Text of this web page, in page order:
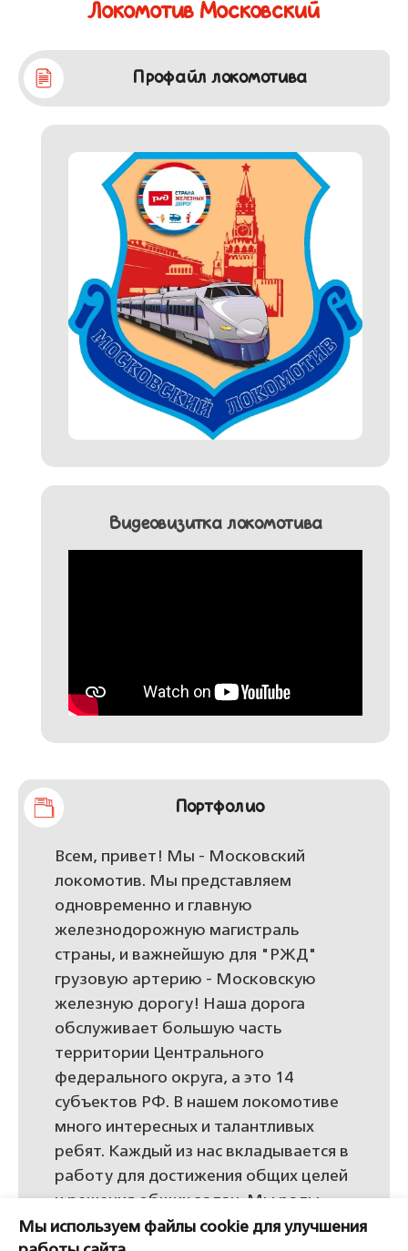
Локомотив Московский
Профайл локомотива
Видеовизитка локомотива
Портфолио
Всем, привет! Мы - Московский
локомотив. Мы представляем
одновременно и главную
железнодорожную магистраль
страны, и важнейшую для "РЖД"
грузовую артерию - Московскую
железную дорогу! Наша дорога
обслуживает большую часть
территории Центрального
федерального округа, а это 14
субъектов РФ. В нашем локомотиве
много интересных и талантливых
ребят. Каждый из нас вкладывается в
работу для достижения общих целей
и решения общих задач. Мы рады
каждому в нашей семье!
Мы используем файлы cookie для улучшения